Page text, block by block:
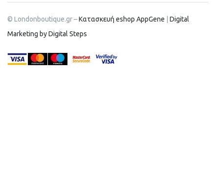
© Londonboutique.gr –Κατασκευή eshop AppGene
Digital
Marketing by Digital Steps